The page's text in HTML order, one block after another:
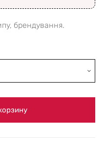
брендування.